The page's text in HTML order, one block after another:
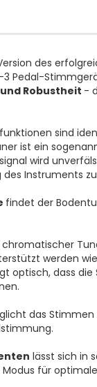
des
3 Pedal-
Robustheit -
sind
ist ein
wird
Instruments
findet der
werden
optisch, dass
das Stimmen
lässt sich in
für